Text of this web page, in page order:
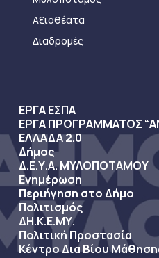
Αξιοθέατα
Διαδρομές
ΕΡΓΑ ΕΣΠΑ
ΕΡΓΑ ΠΡΟΓΡΑΜΜΑΤΟΣ
ΕΛΛΑΔΑ 2.0
Δήμος
Δ.Ε.Υ.Α. ΜΥΛΟΠΟΤΑΜΟΥ
Ενημέρωση
Περιήγηση στο Δήμο
Πολιτισμός
ΔΗ.Κ.Ε.ΜΥ.
Πολιτική Προστασία
Κέντρο Δια Βίου